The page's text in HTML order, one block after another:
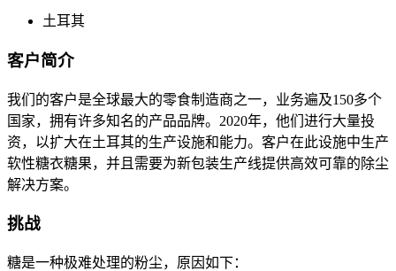
土耳其
客户简介
我们的客户是全球最大的零食制造商之一，业务遍及150多个
国家，拥有许多知名的产品品牌。2020年，他们进行大量投
资，以扩大在土耳其的生产设施和能力。客户在此设施中生产
软性糖衣糖果，并且需要为新包装生产线提供高效可靠的除尘
解决方案。
挑战
糖是一种极难处理的粉尘，原因如下：